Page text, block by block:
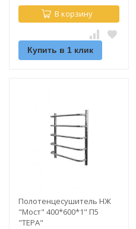
В корзину
Купить в 1 клик
Полотенцесушитель НЖ
"Мост" 400*600*1" П5
"ТЕРА"